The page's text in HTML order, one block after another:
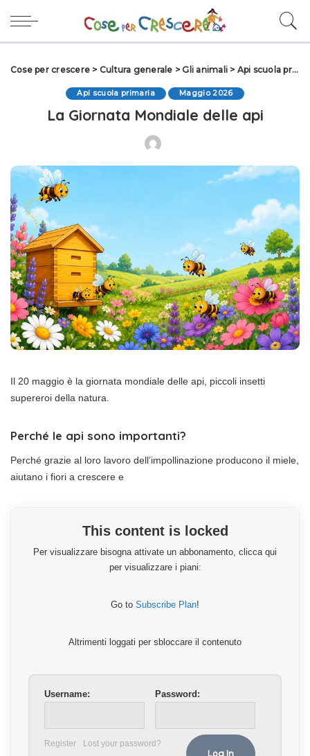
Cose per crescere > Cultura generale >Gli animali > Api scuola primaria
Api scuola primaria Maggio 2026
La Giornata Mondiale delle api
Il 20 maggio è la giornata mondiale delle api, piccoli insetti
supereroi della natura.
Perché le api sono importanti?
Perché grazie al loro lavoro dell’impollinazione producono il miele,
aiutano i fiori a crescere e
This content is locked
Per visualizzare bisogna attivate un abbonamento, clicca qui
per visualizzare i piani:
Go to Subscribe Plan!
Altrimenti loggati per sbloccare il contenuto
Username: Password:
Register Lost your password?